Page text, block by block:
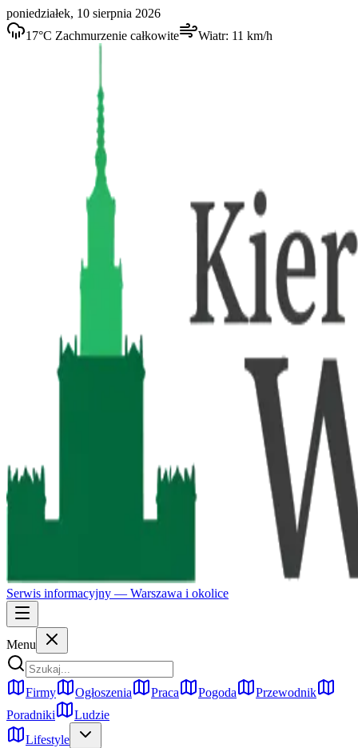
poniedziałek, 10 sierpnia 2026
17°C Zachmurzenie całkowite Wiatr: 11 km/h
Serwis informacyjny — Warszawa i okolice
Menu
Firmy Ogłoszenia Praca Pogoda
Przewodnik
Poradniki
Ludzie
Lifestyle